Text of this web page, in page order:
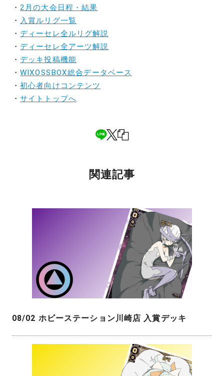
・2月の大会日程・結果
・ 入賞ルリグ一覧
・ ディーセレ全ルリグ解説
・ ディーセレ全アーツ解説
・ デッキ投稿機能
・WIXOSSBOX総合データベース
・初心者向けコンテンツ
・サイトトップへ
関連記事
08/02 ホビーステーション川崎店 入賞デッキ